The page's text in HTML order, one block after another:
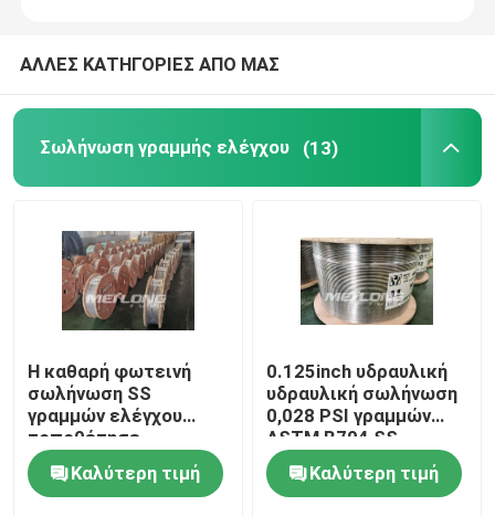
ΑΛΛΕΣ ΚΑΤΗΓΟΡΙΕΣ ΑΠΟ ΜΑΣ
Σωλήνωση γραμμής ελέγχου (13)
Η καθαρή φωτεινή
σωλήνωση SS
γραμμών ελέγχου
τοποθέτησε
υδροστατικό γραμμών
ελέγχου σε κάψα
δοκιμασμένο
Καλύτερη τιμή
0.125inch υδραυλική
υδραυλική σωλήνωση
0,028 PSI γραμμών
ASTM B704 SS
ελέγχου
Καλύτερη τιμή